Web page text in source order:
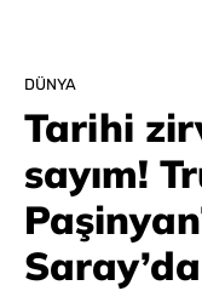
DÜNYA
Tarihi
sayım!